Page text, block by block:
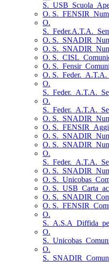
O.
O.
O.
O.
O.
O.
O.
O.
O.
O.
O.
O.
O.
O.
O.
O.
O.
O.
O.
O.
O.
O.